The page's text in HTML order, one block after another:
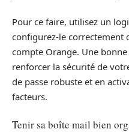
Pour ce faire, utilisez un
configurez-le correctement
compte Orange. Une
renforcer la sécurité de
de passe robuste et en
facteurs.
Tenir sa boîte mail bien